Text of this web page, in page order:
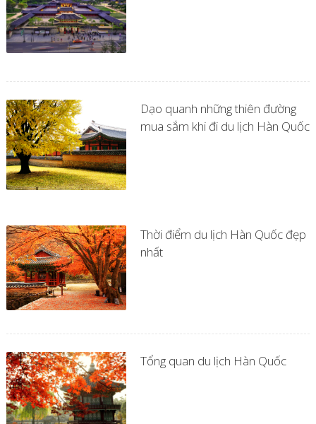
Dạo quanh những thiên đường
mua sắm khi đi du lịch Hàn Quốc
Thời điểm du lịch Hàn Quốc đẹp
nhất
Tổng quan du lịch Hàn Quốc